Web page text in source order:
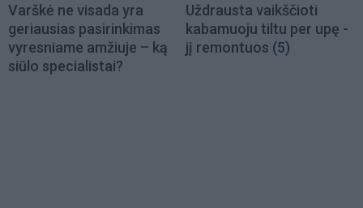
Varškė ne visada yra
geriausias pasirinkimas
vyresniame amžiuje – ką
siūlo specialistai?
Uždrausta vaikščioti
kabamuoju tiltu per upę -
jį remontuos (5)